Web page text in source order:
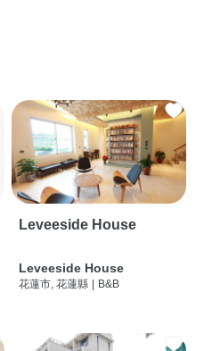
Leveeside House
Leveeside House
花蓮市, 花蓮縣 B&B